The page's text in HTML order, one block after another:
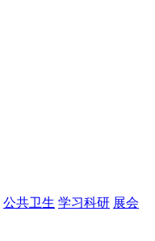
公共卫生 学习科研 展会